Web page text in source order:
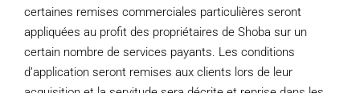
certaines remises commerciales particulières seront
appliquées au profit des propriétaires de Shoba sur un
certain nombre de services payants. Les conditions
d’application seront remises aux clients lors de leur